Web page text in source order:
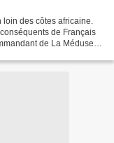
des côtes africaine.
de Français
de La Méduse